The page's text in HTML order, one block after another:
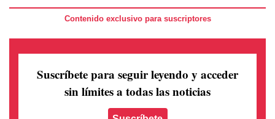
Contenido exclusivo para suscriptores
Suscríbete para seguir leyendo y acceder
sin límites a todas las noticias